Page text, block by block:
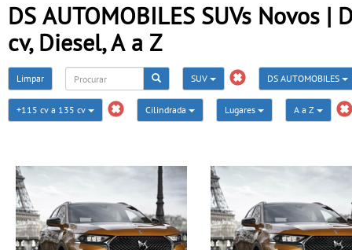
DS AUTOMOBILES SUVs Novos |
cv, Diesel, A a Z
Limpar SUV DS AUTOMOBILES
+115 cv a 135 cv Cilindrada Lugares A a Z